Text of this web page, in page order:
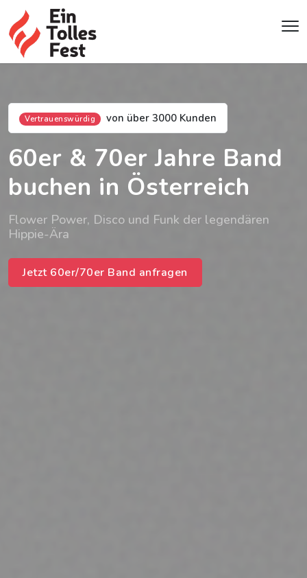
Vertrauenswürdig von über 3000 Kunden
60er & 70er Jahre Band
buchen in Österreich
Flower Power, Disco und Funk der legendären
Hippie-Ära
Jetzt 60er/70er Band anfragen